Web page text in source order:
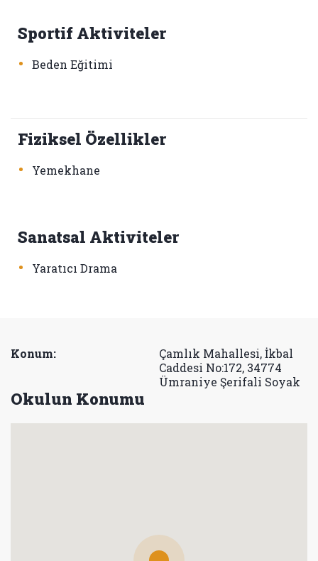
Sportif Aktiviteler
• Beden Eğitimi
Fiziksel Özellikler
• Yemekhane
Sanatsal Aktiviteler
• Yaratıcı Drama
Konum:
Çamlık Mahallesi, İkbal
Caddesi No:172, 34774
Ümraniye Şerifali Soyak
Okulun Konumu